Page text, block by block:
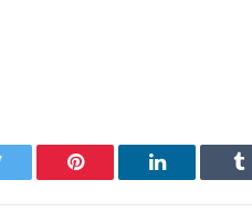
Twitter Pinterest LinkedIn